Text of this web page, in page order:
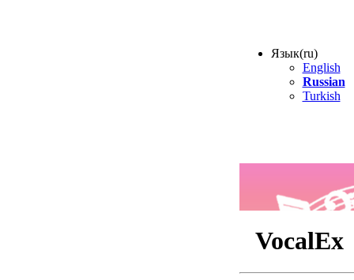
Язык(ru)
English
Russian
Turkish
VocalEx